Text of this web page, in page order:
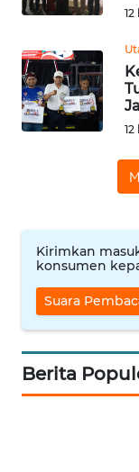
Kirimkan
konsumen
Suara
Berita
CIREBON
WN
INDRAMAYU
MAJALENGKA
WN
WN
SUKABUMI